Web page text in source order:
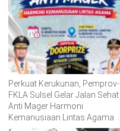
Perkuat Kerukunan, Pemprov-
FKLA Sulsel Gelar Jalan Sehat
Anti Mager Harmoni
Kemanusiaan Lintas Agama